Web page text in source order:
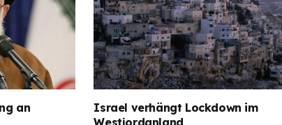
an
Israel verhängt Lockdown im
Westjordanland